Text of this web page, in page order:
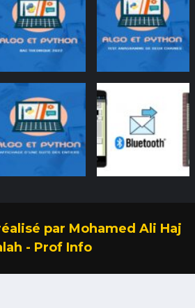
par Mohamed Ali Haj
- Prof Info